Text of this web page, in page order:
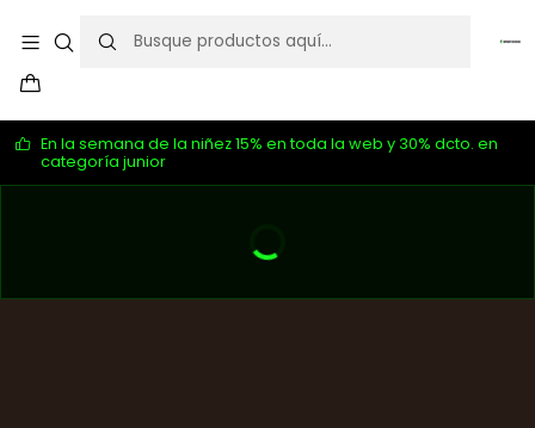
En la semana de la niñez 15% en toda la web y 30% dcto. en
categoría junior